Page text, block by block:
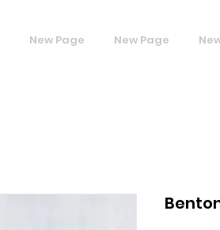
New Page New Page